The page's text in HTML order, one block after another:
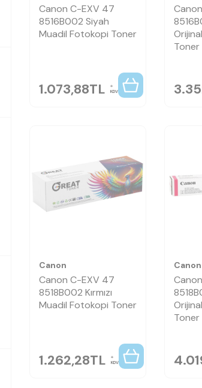
Canon C-EXV 47
8516B002 Siyah
Muadil Fotokopi Toner
1.073,88TL KDV
Toner
Canon
Canon C-EXV 47
8518B002 Kırmızı
Muadil Fotokopi Toner
1.262,28TL KDV
Canon
Toner